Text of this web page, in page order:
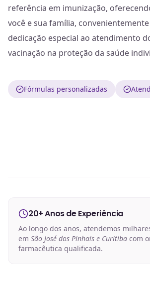
referência em imunização,
você e sua família,
dedicação especial ao atendimento
vacinação na proteção da saúde
Fórmulas personalizadas
20+ Anos de Experiência
Ao longo dos anos, atendemos
em São José dos Pinhais e Curitiba com
farmacêutica qualificada.